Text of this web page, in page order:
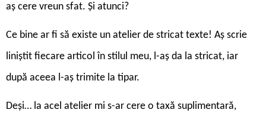
aș cere vreun sfat. Și atunci?
Ce bine ar fi să existe un atelier de stricat texte! Aș scrie
liniștit fiecare articol în stilul meu, l-aș da la stricat, iar
după aceea l-aș trimite la tipar.
Deși… la acel atelier mi s-ar cere o taxă suplimentară,